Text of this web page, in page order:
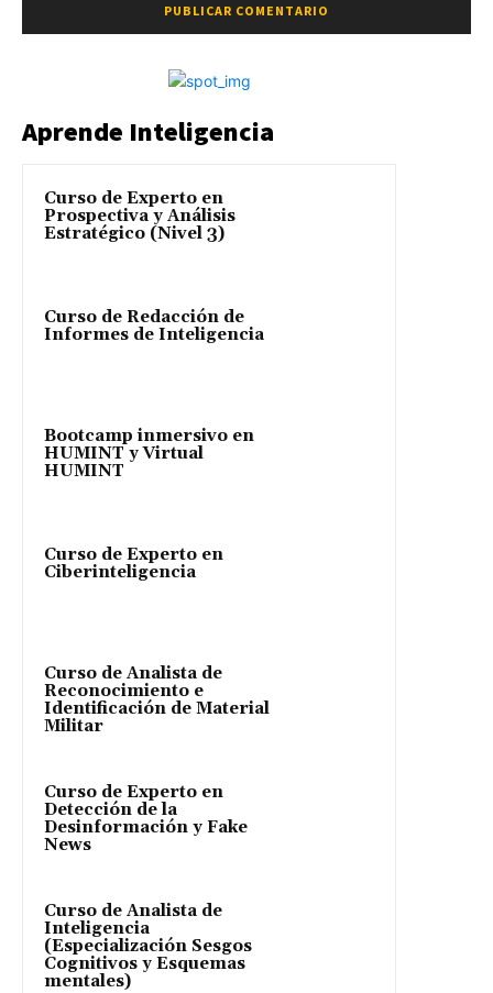
Aprende Inteligencia
Curso de Experto en
Prospectiva y Análisis
Estratégico (Nivel 3)
Curso de Redacción de
Informes de Inteligencia
Bootcamp inmersivo en
HUMINT y Virtual
HUMINT
Curso de Experto en
Ciberinteligencia
Curso de Analista de
Reconocimiento e
Identificación de Material
Militar
Curso de Experto en
Detección de la
Desinformación y Fake
News
Curso de Analista de
Inteligencia
(Especialización Sesgos
Cognitivos y Esquemas
mentales)